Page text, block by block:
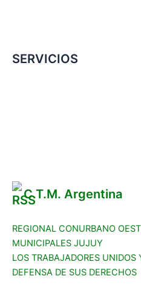
SERVICIOS
C.T.M. Argentina
REGIONAL CONURBANO
MUNICIPALES JUJUY
LOS TRABAJADORES UNIDOS
DEFENSA DE SUS DERECHOS